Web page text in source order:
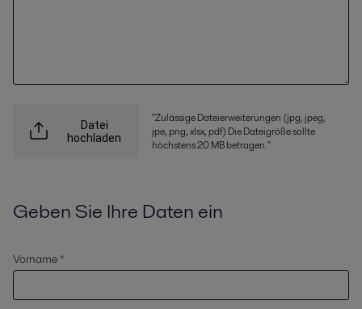
Datei
hochladen
"Zulässige Dateierweiterungen (jpg, jpeg,
jpe, png, xlsx, pdf) Die Dateigröße sollte
höchstens 20 MB betragen."
Geben Sie Ihre Daten ein
Vorname *